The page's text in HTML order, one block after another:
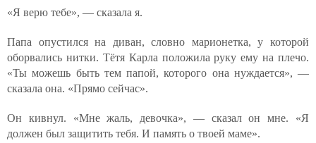
«Я верю тебе», — сказала я.
Папа опустился на диван, словно марионетка, у которой
оборвались нитки. Тётя Карла положила руку ему на плечо.
«Ты можешь быть тем папой, которого она нуждается», —
сказала она. «Прямо сейчас».
Он кивнул. «Мне жаль, девочка», — сказал он мне. «Я
должен был защитить тебя. И память о твоей маме».